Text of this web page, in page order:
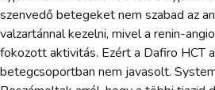
szenvedő betegeket nem szabad az
valzartánnal kezelni, mivel a renin-
fokozott aktivitás. Ezért a Dafiro HCT
betegcsoportban nem javasolt.